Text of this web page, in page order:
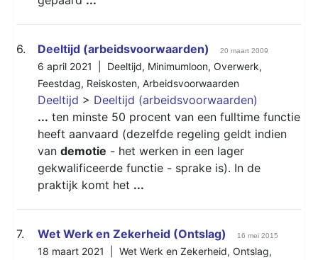
6. Deeltijd (arbeidsvoorwaarden) 20 maart 2009
6 april 2021 | Deeltijd, Minimumloon, Overwerk,
Feestdag, Reiskosten, Arbeidsvoorwaarden
Deeltijd > Deeltijd (arbeidsvoorwaarden)
... ten minste 50 procent van een fulltime functie
heeft aanvaard (dezelfde regeling geldt indien
van demotie - het werken in een lager
gekwalificeerde functie - sprake is). In de
praktijk komt het ...
7. Wet Werk en Zekerheid (Ontslag) 16 mei 2015
18 maart 2021 | Wet Werk en Zekerheid, Ontslag,